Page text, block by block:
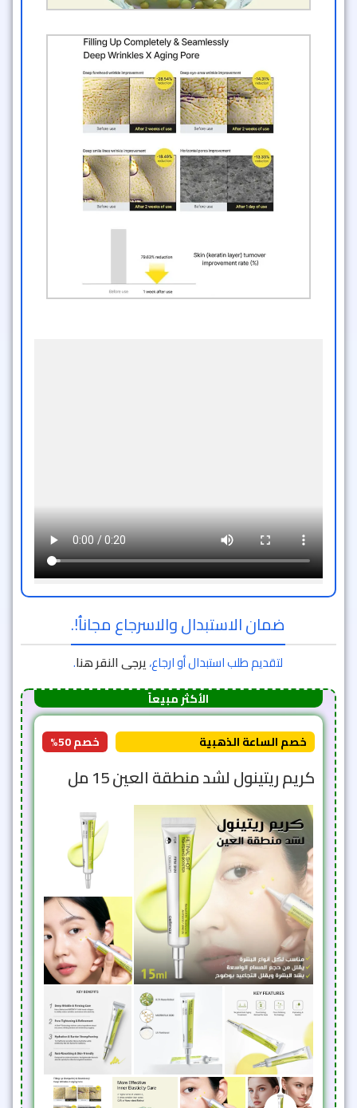
ضمان الاستبدال والاسرجاع مجاناُ!.
لتقديم طلب استبدال أو ارجاع،يرجى النقر هنا.
الأكثر مبيعاً
خصم الساعة الذهبية خصم 50%
كريم ريتينول لشد منطقة العين 15 مل